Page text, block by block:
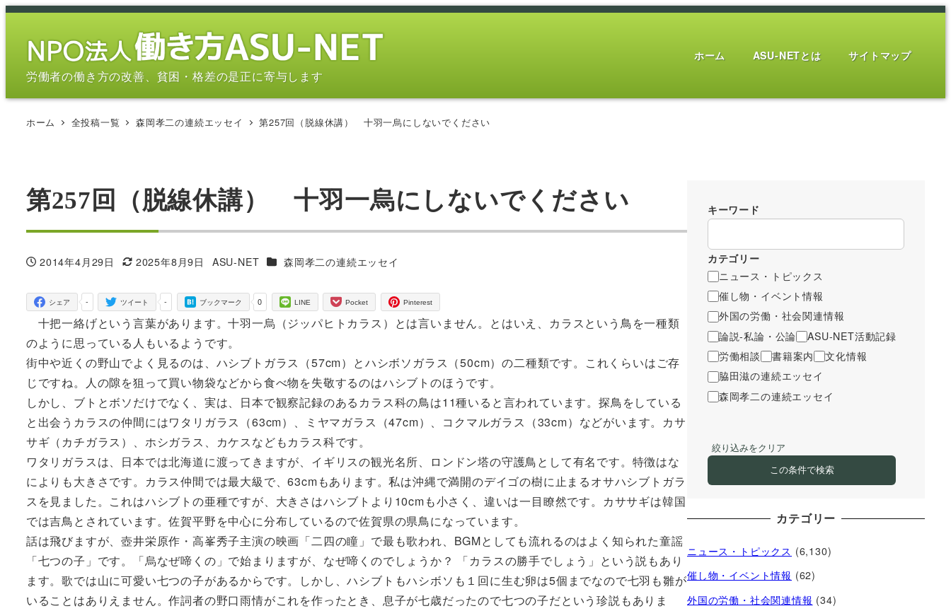
メ
労働者の働き方の改善、貧困・格差の是正に寄与します
ホーム ASU-NETとは サイトマップ
ホーム 全投稿一覧 森岡孝二の連続エッセイ 第257回（脱線休講） 十羽一烏にしないでください
第257回（脱線休講） 十羽一烏にしないでください
投稿日
2014年4月29日
更新日
2025年8月9日
著
ASU-NET カテゴリー
森岡孝二の連続エッセイ
-
シェア -
ツイート 0
ブックマーク LINE Pocket Pinterest
十把一絡げという言葉があります。十羽一烏（ジッパヒトカラス）とは言いません。とはいえ、カラスという鳥を一種類
のように思っている人もいるようです。
街中や近くの野山でよく見るのは、ハシブトガラス（57cm）とハシボソガラス（50cm）の二種類です。これくらいはご存
じですね。人の隙を狙って買い物袋などから食べ物を失敬するのはハシブトのほうです。
しかし、ブトとボソだけでなく、実は、日本で観察記録のあるカラス科の鳥は11種いると言われています。探鳥をしている
と出会うカラスの仲間にはワタリガラス（63cm）、ミヤマガラス（47cm）、コクマルガラス（33cm）などがいます。カサ
サギ（カチガラス）、ホシガラス、カケスなどもカラス科です。
ワタリガラスは、日本では北海道に渡ってきますが、イギリスの観光名所、ロンドン塔の守護鳥として有名です。特徴はな
によりも大きさです。カラス仲間では最大級で、63cmもあります。私は沖縄で満開のデイゴの樹に止まるオサハシブトガラ
スを見ました。これはハシブトの亜種ですが、大きさはハシブトより10cmも小さく、違いは一目瞭然です。カササギは韓国
では吉鳥とされています。佐賀平野を中心に分布しているので佐賀県の県鳥になっています。
話は飛びますが、壺井栄原作・高峯秀子主演の映画「二四の瞳」で最も歌われ、BGMとしても流れるのはよく知られた童謡
「七つの子」です。「烏なぜ啼くの」で始まりますが、なぜ啼くのでしょうか？ 「カラスの勝手でしょう」という説もあり
ます。歌では山に可愛い七つの子があるからです。しかし、ハシブトもハシボソも１回に生む卵は5個までなので七羽も雛が
いることはありえません。作詞者の野口雨情がこれを作ったとき、息子が七歳だったので七つの子だという珍説もありま
キーワード
カテゴリー
ニュース・トピックス
催し物・イベント情報
外国の労働・社会関連情報
論説-私論・公論
ASU-NET活動記録
労働相談
書籍案内
文化情報
脇田滋の連続エッセイ
森岡孝二の連続エッセイ
絞り込みをクリア
この条件で検索
カテゴリー
ニュース・トピックス (6,130)
催し物・イベント情報 (62)
外国の労働・社会関連情報 (34)